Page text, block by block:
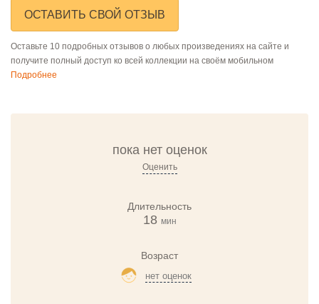
ОСТАВИТЬ СВОЙ ОТЗЫВ
Оставьте 10 подробных отзывов о любых произведениях на сайте и
получите полный доступ ко всей коллекции на своём мобильном
Подробнее
пока нет оценок
Оценить
Длительность
18 мин
Возраст
нет оценок